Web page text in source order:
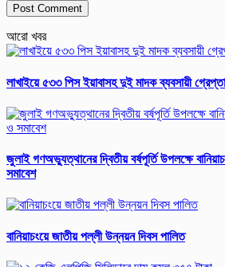
আরো খবর
লাখাইয়ে ৫৩৩ পিস ইয়াবাসহ দুই মাদক ব্যবসায়ী
জুলাই গণঅভ্যুত্থানের দ্বিতীয় বর্ষপূর্তি উপলক্ষে
সমাবেশ
বানিয়াচংয়ে জাতীয় পল্লী উন্নয়ন দিবস পালিত